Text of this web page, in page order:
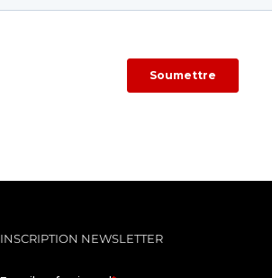
INSCRIPTION NEWSLETTER